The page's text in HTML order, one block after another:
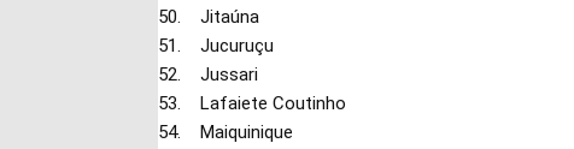
50. Jitaúna
51. Jucuruçu
52. Jussari
53. Lafaiete Coutinho
54. Maiquinique